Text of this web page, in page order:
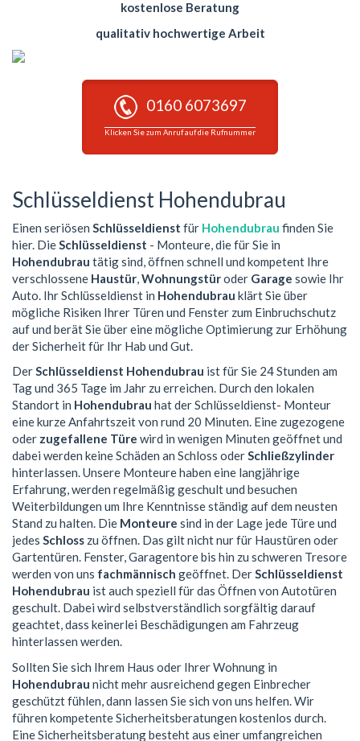
kostenlose Beratung
qualitativ hochwertige Arbeit
0160 6073697
Klicken Sie zum Anruf auf die Rufnummer
Schlüsseldienst Hohendubrau
Einen seriösen Schlüsseldienst für Hohendubrau finden Sie
hier. DieSchlüsseldienst - Monteure, die für Sie in
Hohendubrau tätig sind, öffnen schnell und kompetent Ihre
verschlossene Haustür,Wohnungstüroder Garage sowie Ihr
Auto. Ihr Schlüsseldienst in Hohendubrau klärt Sie über
mögliche Risiken Ihrer Türen und Fenster zum Einbruchschutz
auf und berät Sie über eine mögliche Optimierung zur Erhöhung
der Sicherheit für Ihr Hab und Gut.
DerSchlüsseldienst Hohendubrau ist für Sie 24 Stunden am
Tag und 365 Tage im Jahr zu erreichen. Durch den lokalen
Standort in Hohendubrau hat der Schlüsseldienst- Monteur
eine kurze Anfahrtszeit von rund 20 Minuten. Eine zugezogene
oder zugefallene Türe wird in wenigen Minuten geöffnet und
dabei werden keine Schäden an Schloss oderSchließzylinder
hinterlassen. Unsere Monteure haben eine langjährige
Erfahrung, werden regelmäßig geschult und besuchen
Weiterbildungen um Ihre Kenntnisse ständig auf dem neusten
Stand zu halten. Die Monteure sind in der Lage jede Türe und
jedes Schloss zu öffnen. Das gilt nicht nur für Haustüren oder
Gartentüren. Fenster, Garagentore bis hin zu schweren Tresore
werden von uns fachmännisch geöffnet. DerSchlüsseldienst
Hohendubrau ist auch speziell für das Öffnen von Autotüren
geschult. Dabei wird selbstverständlich sorgfältig darauf
geachtet, dass keinerlei Beschädigungen am Fahrzeug
hinterlassen werden.
Sollten Sie sich Ihrem Haus oder Ihrer Wohnung in
Hohendubrau nicht mehr ausreichend gegen Einbrecher
geschützt fühlen, dann lassen Sie sich von uns helfen. Wir
führen kompetente Sicherheitsberatungen kostenlos durch.
Eine Sicherheitsberatung besteht aus einer umfangreichen